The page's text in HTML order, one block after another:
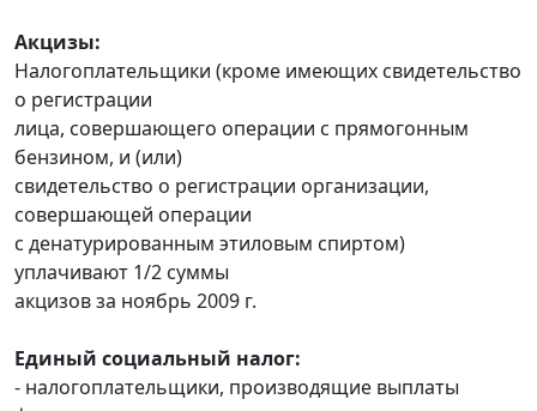
Акцизы:
Налогоплательщики (кроме имеющих свидетельство
о регистрации
лица, совершающего операции с прямогонным
бензином, и (или)
свидетельство о регистрации организации,
совершающей операции
с денатурированным этиловым спиртом)
уплачивают 1/2 суммы
акцизов за ноябрь 2009 г.
Единый социальный налог:
- налогоплательщики, производящие выплаты